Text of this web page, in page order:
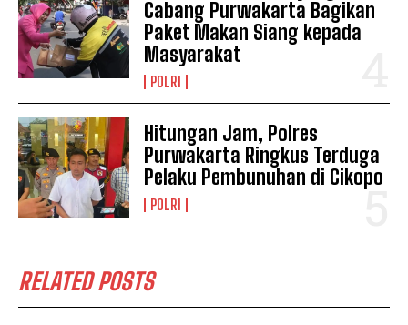
Cabang Purwakarta Bagikan
Paket Makan Siang kepada
Masyarakat
POLRI
Hitungan Jam, Polres
Purwakarta Ringkus Terduga
Pelaku Pembunuhan di Cikopo
POLRI
RELATED POSTS